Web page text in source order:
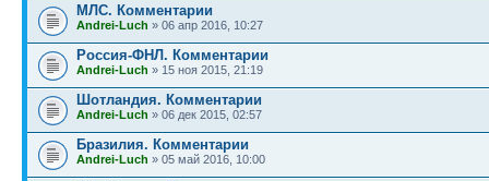
МЛС. Комментарии
Andrei-Luch » 06 апр 2016, 10:27
Россия-ФНЛ. Комментарии
Andrei-Luch » 15 ноя 2015, 21:19
Шотландия. Комментарии
Andrei-Luch » 06 дек 2015, 02:57
Бразилия. Комментарии
Andrei-Luch » 05 май 2016, 10:00